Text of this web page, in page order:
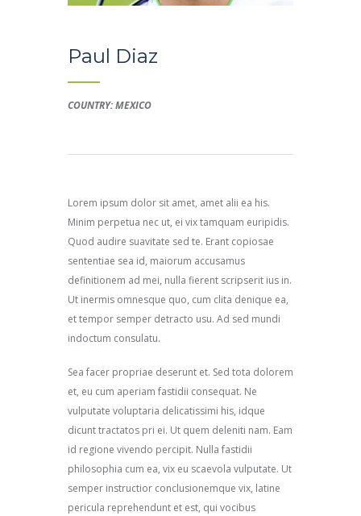
Paul Diaz
COUNTRY: MEXICO
Lorem ipsum dolor sit amet, amet alii ea his.
Minim perpetua nec ut, ei vix tamquam euripidis.
Quod audire suavitate sed te. Erant copiosae
sententiae sea id, maiorum accusamus
definitionem ad mei, nulla fierent scripserit ius in.
Ut inermis omnesque quo, cum clita denique ea,
et tempor semper detracto usu. Ad sed mundi
indoctum consulatu.
Sea facer propriae deserunt et. Sed tota dolorem
et, eu cum aperiam fastidii consequat. Ne
vulputate voluptaria delicatissimi his, idque
dicunt tractatos pri ei. Ut quem deleniti nam. Eam
id regione vivendo percipit. Nulla fastidii
philosophia cum ea, vix eu scaevola vulputate. Ut
semper instructior conclusionemque vix, latine
pericula reprehendunt et est, qui vocibus